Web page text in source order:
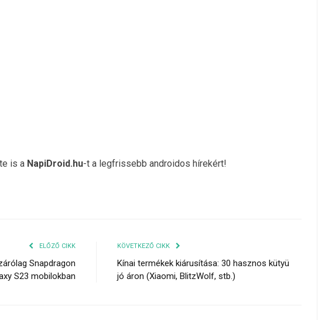
is a NapiDroid.hu-t a legfrissebb androidos hírekért!
ELŐZŐ CIKK
Snapdragon
S23 mobilokban
KÖVETKEZŐ CIKK
Kínai termékek kiárusítása: 30 hasznos kütyü
jó áron (Xiaomi, BlitzWolf, stb.)